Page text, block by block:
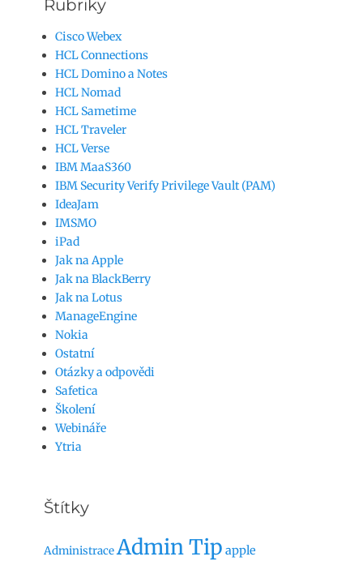
Rubriky
Cisco Webex
HCL Connections
HCL Domino a Notes
HCL Nomad
HCL Sametime
HCL Traveler
HCL Verse
IBM MaaS360
IBM Security Verify Privilege Vault (PAM)
IdeaJam
IMSMO
iPad
Jak na Apple
Jak na BlackBerry
Jak na Lotus
ManageEngine
Nokia
Ostatní
Otázky a odpovědi
Safetica
Školení
Webináře
Ytria
Štítky
AdministraceAdmin Tip apple